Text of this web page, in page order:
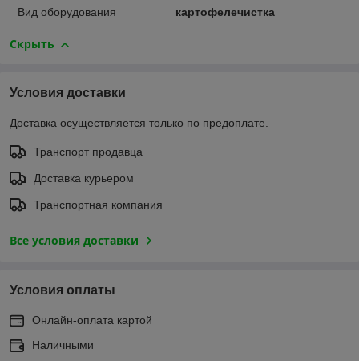
Вид оборудования картофелечистка
Скрыть
Условия доставки
Доставка осуществляется только по предоплате.
Транспорт продавца
Доставка курьером
Транспортная компания
Все условия доставки
Условия оплаты
Онлайн-оплата картой
Наличными